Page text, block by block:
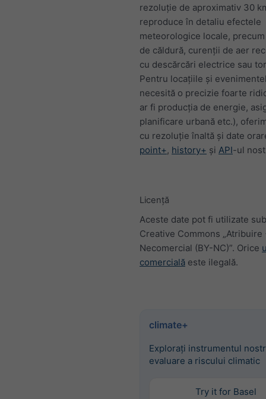
rezoluție de aproximativ 30
reproduce în detaliu efectele
meteorologice locale,
de căldură, curenții de aer
cu descărcări electrice sau
Pentru locațiile și
necesită o precizie foarte
ar fi producția de energie,
planificare urbană etc.),
cu rezoluție înaltă și date
point+, history+ și API-ul
Licență
Aceste date pot fi utilizate
Creative Commons „Atribuire
Necomercial (BY-NC)”. Orice
comercială este ilegală.
climate+
Explorați instrumentul
evaluare a riscului climatic
Try it for Basel